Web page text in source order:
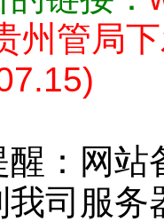
州管局
醒：网站
我司服务